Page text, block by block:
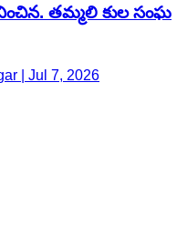
తమ్మలి కుల సంఘ
| Jul 7, 2026